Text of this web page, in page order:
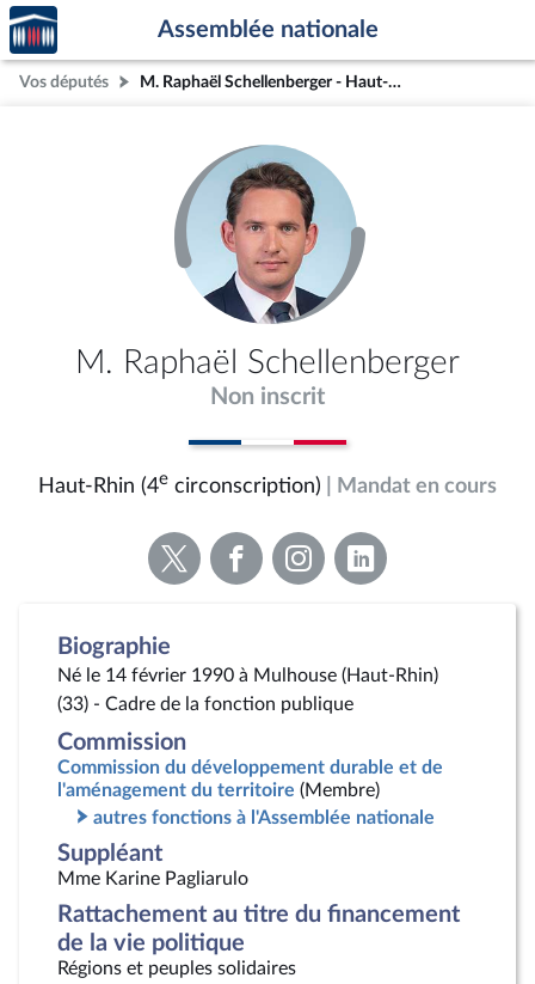
Aller au contenu
Aller en bas de la page
Accèder
à la
page
d'accueil
Assemblée nationale
Vos députés M. Raphaël Schellenberger - Haut-Rhin (4e circonscription)
M. Raphaël Schellenberger
Non inscrit
Haut-Rhin (4e circonscription) | Mandat en cours
Voir
la
Voir
la
Voir
la
Voir
la
Biographie
Né le 14 février 1990 à Mulhouse (Haut-Rhin)
(33) - Cadre de la fonction publique
Commission
Commission du développement durable et de
l'aménagement du territoire (Membre)
autres fonctions à l'Assemblée nationale
Suppléant
Mme Karine Pagliarulo
Rattachement au titre du financement
de la vie politique
Régions et peuples solidaires